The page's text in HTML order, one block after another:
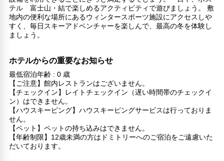
テル 富士山・結で楽しめるアクティビティで遊びましょう。 敷
地内の便利な場所にあるウィンタースポーツ施設にアクセスしや
すく、毎日スキーアドベンチャーを楽しんで、最高の冬を体験し
ましょう。
ホテルからの重要なお知らせ
最低宿泊年齢 : 0 歳
【ご注意】館内レストランはございません。
【チェックイン】レイトチェックイン（遅い時間帯のチェックイ
ン）はできません。
【ハウスキーピング】ハウスキーピングサービスは行っておりま
せん。
【ペット】ペットの持ち込みはできません。
【年齢制限】12歳未満の方はドミトリーへのご宿泊をご遠慮いた
だいております。